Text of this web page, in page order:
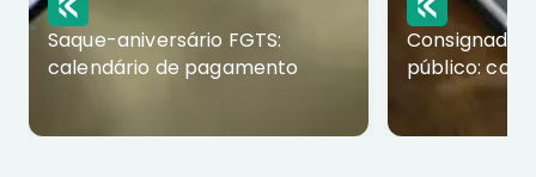
Saque-aniversário FGTS:
calendário de pagamento
Consignado
público: